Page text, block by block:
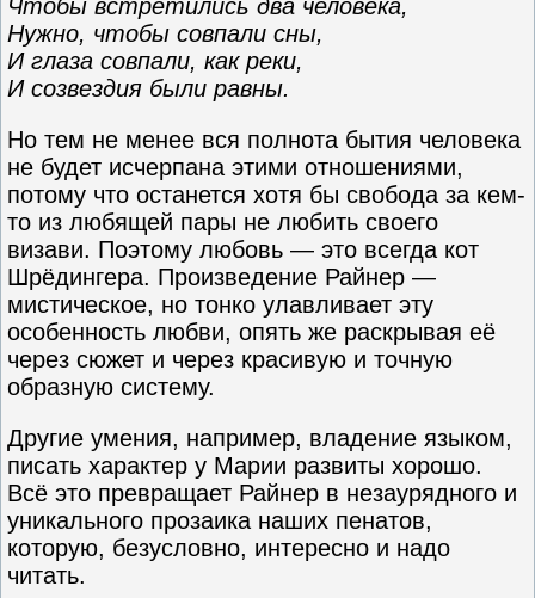
Чтобы встретились два человека,
Нужно, чтобы совпали сны,
И глаза совпали, как реки,
И созвездия были равны.
Но тем не менее вся полнота бытия человека
не будет исчерпана этими отношениями,
потому что останется хотя бы свобода за кем-
то из любящей пары не любить своего
визави. Поэтому любовь — это всегда кот
Шрёдингера. Произведение Райнер —
мистическое, но тонко улавливает эту
особенность любви, опять же раскрывая её
через сюжет и через красивую и точную
образную систему.
Другие умения, например, владение языком,
писать характер у Марии развиты хорошо.
Всё это превращает Райнер в незаурядного и
уникального прозаика наших пенатов,
которую, безусловно, интересно и надо
читать.